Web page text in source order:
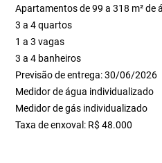
Apartamentos de 99 a 318 m² de
3 a 4 quartos
1 a 3 vagas
3 a 4 banheiros
Previsão de entrega: 30/06/2026
Medidor de água individualizado
Medidor de gás individualizado
Taxa de enxoval: R$ 48.000